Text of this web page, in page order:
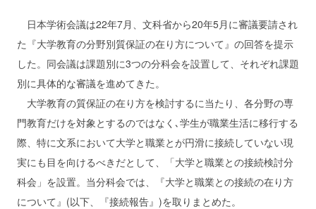
日本学術会議は22年7月、文科省から20年5月に審議要請され
た『大学教育の分野別質保証の在り方について』の回答を提示
した。同会議は課題別に3つの分科会を設置して、それぞれ課題
別に具体的な審議を進めてきた。
大学教育の質保証の在り方を検討するに当たり、各分野の専
門教育だけを対象とするのではなく､学生が職業生活に移行する
際、特に文系において大学と職業とが円滑に接続していない現
実にも目を向けるべきだとして、「大学と職業との接続検討分
科会」を設置。当分科会では、『大学と職業との接続の在り方
について』(以下、『接続報告』)を取りまとめた。